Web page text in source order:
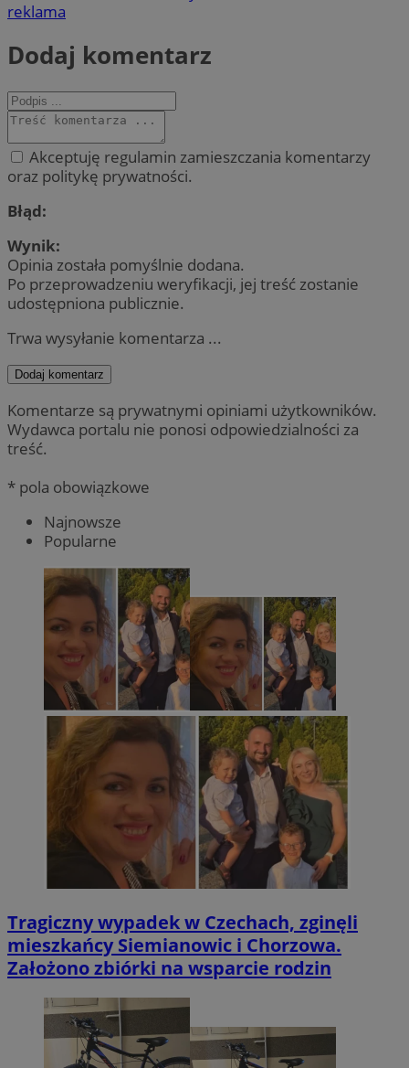
reklama
Dodaj komentarz
Akceptuję regulamin zamieszczania komentarzy
oraz politykę prywatności.
Błąd:
Wynik:
Opinia została pomyślnie dodana.
Po przeprowadzeniu weryfikacji, jej treść zostanie
udostępniona publicznie.
Trwa wysyłanie komentarza ...
Dodaj komentarz
Komentarze są prywatnymi opiniami użytkowników.
Wydawca portalu nie ponosi odpowiedzialności za
treść.
* pola obowiązkowe
Najnowsze
Popularne
Tragiczny wypadek w Czechach, zginęli
mieszkańcy Siemianowic i Chorzowa.
Założono zbiórki na wsparcie rodzin